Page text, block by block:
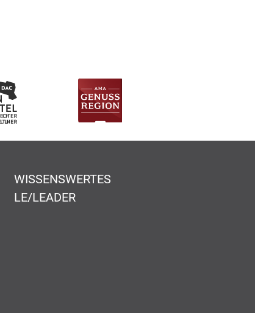
WISSENSWERTES
LE/LEADER